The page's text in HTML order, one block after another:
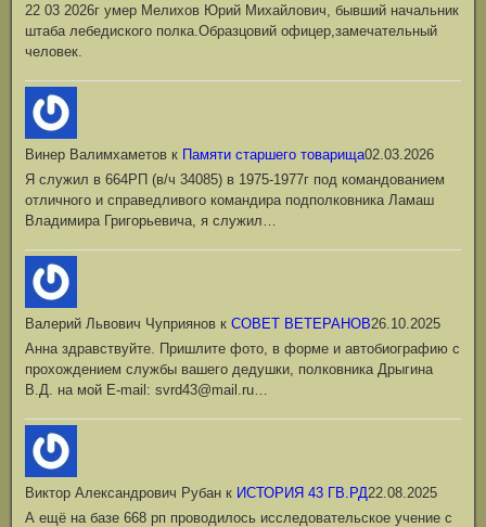
22 03 2026г умер Мелихов Юрий Михайлович, бывший начальник
штаба лебедиского полка.Образцовий офицер,замечательный
человек.
Винер Валимхаметов к Памяти старшего товарища02.03.2026
Я служил в 664РП (в/ч 34085) в 1975-1977г под командованием
отличного и справедливого командира подполковника Ламаш
Владимира Григорьевича, я служил…
Валерий Львович Чуприянов к СОВЕТ ВЕТЕРАНОВ26.10.2025
Анна здравствуйте. Пришлите фото, в форме и автобиографию с
прохождением службы вашего дедушки, полковника Дрыгина
В.Д. на мой Е-mail: svrd43@mail.ru…
Виктор Александрович Рубан к ИСТОРИЯ 43 ГВ.РД22.08.2025
А ещё на базе 668 рп проводилось исследовательское учение с